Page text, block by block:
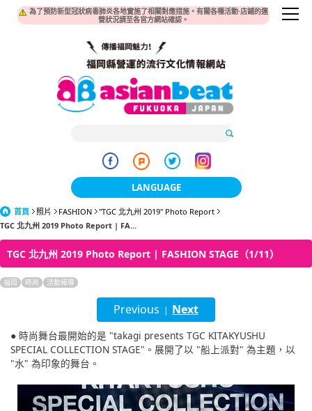
為了預防新型冠狀病毒肺炎各地實施了相關對應措施。有關各種活動·店鋪的運
營狀況請至各官方網站確認。
LANGUAGE
日本語
한국어
簡体中文
繁體中文
ภาษาไทย
tiéng Viêt
首頁 照片 FASHION
"TGC 北九州 2019" Photo Report
TGC 北九州 2019 Photo Report | FA...
TGC 北九州 2019 Photo Report | FASHION STAGE（1/11）
福岡 時尚 活動報導
Previous | Next
● 時尚舞台最開始的是 "takagi presents TGC KITAKYUSHU
SPECIAL COLLECTION STAGE"。展開了以 "船上派對" 為主題，以
"水" 為印象的舞台。